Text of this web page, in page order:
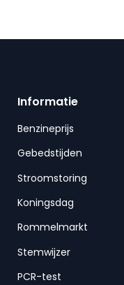
Informatie
Benzineprijs
Gebedstijden
Stroomstoring
Koningsdag
Rommelmarkt
Stemwijzer
PCR-test